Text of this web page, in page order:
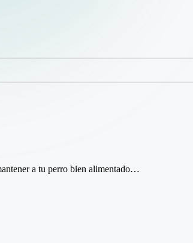
a tu perro bien alimentado…